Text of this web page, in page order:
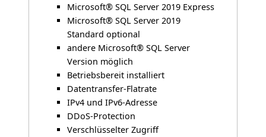
Microsoft® SQL Server 2019 Express
Microsoft® SQL Server 2019
Standard optional
andere Microsoft® SQL Server
Version möglich
Betriebsbereit installiert
Datentransfer-Flatrate
IPv4 und IPv6-Adresse
DDoS-Protection
Verschlüsselter Zugriff